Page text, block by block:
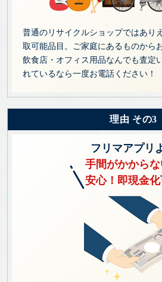
普通のリサイクルショップではあり
取可能品目。ご家庭にあるものから
飲食店・オフィス用品なんでも査定
れているなら一度お電話ください！
理由 その3
フリマアプリ
手間がかからな
安心！即現金化